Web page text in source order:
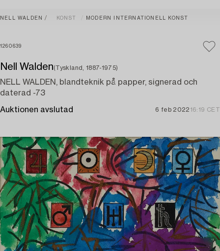
NELL WALDEN KONST MODERN INTERNATIONELL KONST
1260639
Nell Walden(Tyskland, 1887-1975)
NELL WALDEN, blandteknik på papper, signerad och
daterad -73
Auktionen avslutad 6 feb 2022 16:19 CET